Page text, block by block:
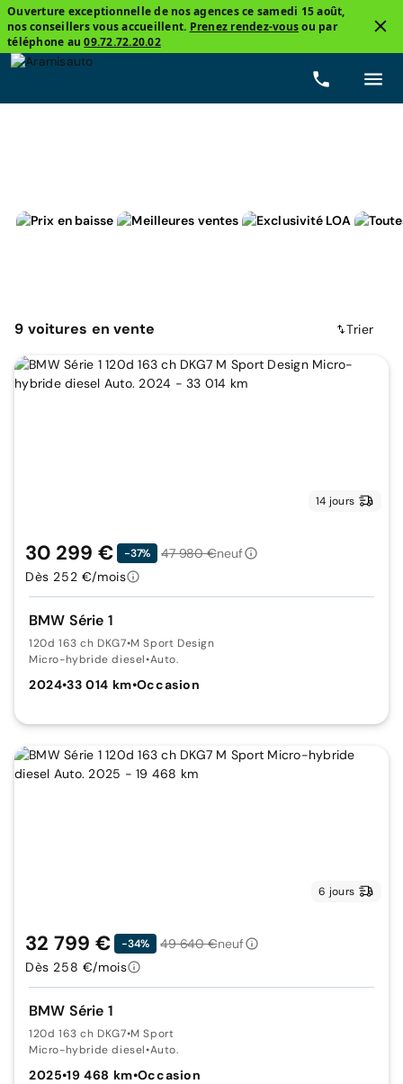
Ouverture exceptionnelle de nos agences ce samedi 15 août,
nos conseillers vous accueillent. Prenez rendez-vousou par
téléphone au09.72.72.20.02
Boîtes de
9 voitures en vente Trier
14 jours
BMW Série 1
120d 163 ch DKG7•M Sport Design
Micro-hybride diesel•Auto.
2024•33 014 km•Occasion
30 299 € -37% 47 980 €neuf
Dès 252 €/mois
6 jours
BMW Série 1
120d 163 ch DKG7•M Sport
Micro-hybride diesel•Auto.
2025•19 468 km•Occasion
32 799 € -34% 49 640 €neuf
Dès 258 €/mois